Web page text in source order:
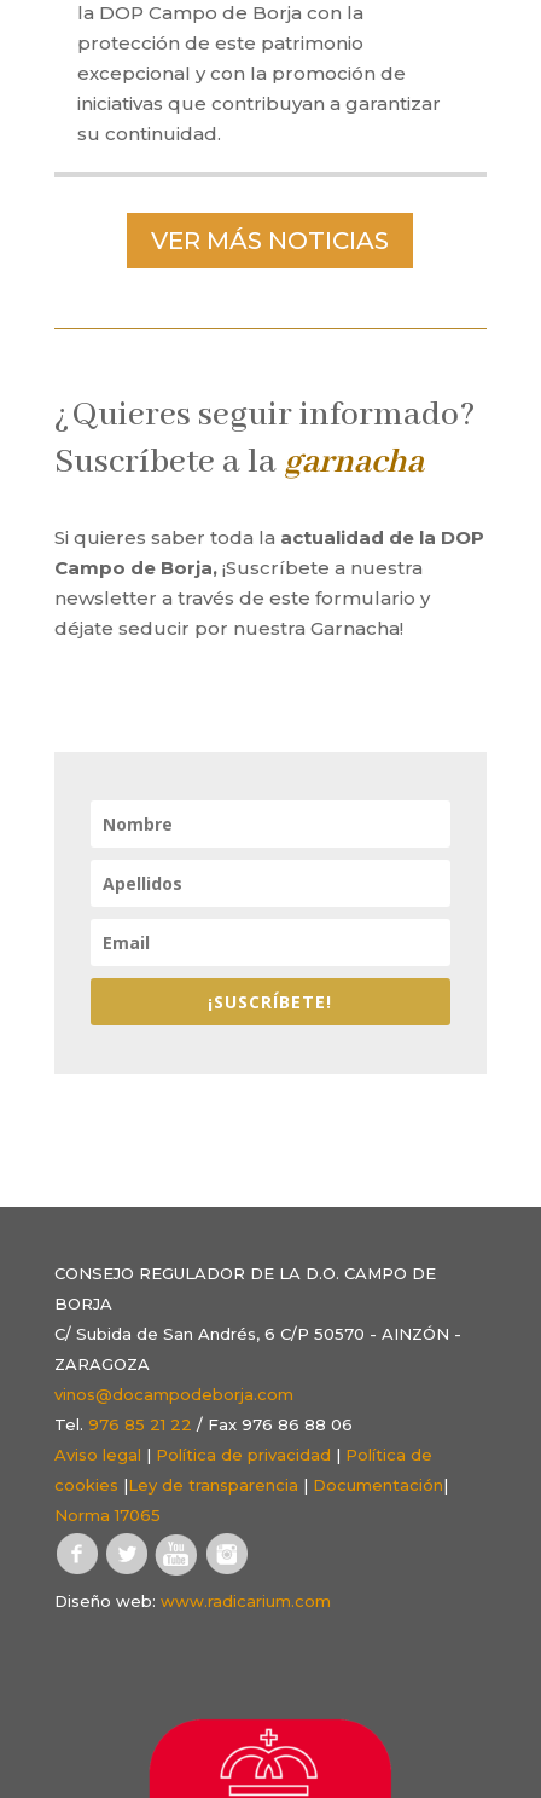
la DOP Campo de Borja con la
protección de este patrimonio
excepcional y con la promoción de
iniciativas que contribuyan a garantizar
su continuidad.
VER MÁS NOTICIAS
¿Quieres seguir informado?
Suscríbete a la garnacha
Si quieres saber toda la actualidad de la DOP
Campo de Borja,¡Suscríbete a nuestra
newsletter a través de este formulario y
déjate seducir por nuestra Garnacha!
¡SUSCRÍBETE!
CONSEJO REGULADOR DE LA D.O. CAMPO DE
BORJA
C/ Subida de San Andrés, 6 C/P 50570 - AINZÓN -
ZARAGOZA
vinos@docampodeborja.com
Tel. 976 85 21 22 / Fax 976 86 88 06
Aviso legal | Política de privacidad | Política de
cookies |Ley de transparencia | Documentación|
Norma 17065
Diseño web: www.radicarium.com